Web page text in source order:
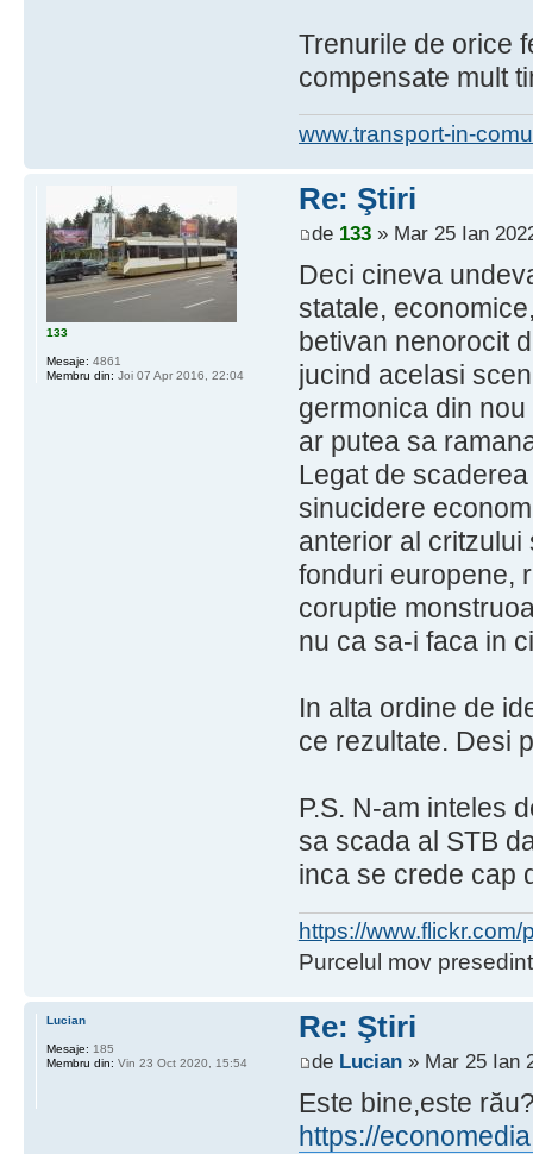
Trenurile de orice
compensate mult
www.transport-in-
Re: Ştiri
de 133» Mar 25 Ian
Deci cineva
statale,
betivan nenorocit
jucind acelasi
germonica din
ar putea sa
Legat de
sinucidere
anterior al critzului
fonduri europene,
coruptie
nu ca sa-i faca in
In alta ordine de
ce rezultate. Desi
P.S. N-am inteles
sa scada al STB
inca se crede cap
https://
Purcelul mov
133
Mesaje: 4861
Membru din: Joi 07 Apr 2016, 22:04
Re: Ştiri
de Lucian» Mar 25 Ian
Este bine,este
https://
Lucian
Mesaje: 185
Membru din: Vin 23 Oct 2020, 15:54